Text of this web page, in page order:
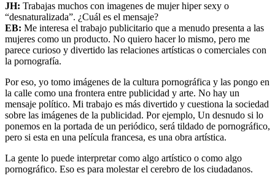
JH: Trabajas muchos con imagenes de mujer hiper sexy o
“desnaturalizada”. ¿Cuál es el mensaje?
EB: Me interesa el trabajo publicitario que a menudo presenta a las
mujeres como un producto. No quiero hacer lo mismo, pero me
parece curioso y divertido las relaciones artísticas o comerciales con
la pornografía.
Por eso, yo tomo imágenes de la cultura pornográfica y las pongo en
la calle como una frontera entre publicidad y arte. No hay un
mensaje político. Mi trabajo es más divertido y cuestiona la sociedad
sobre las imágenes de la publicidad. Por ejemplo, Un desnudo si lo
ponemos en la portada de un periódico, será tildado de pornográfico,
pero si esta en una película francesa, es una obra artística.
La gente lo puede interpretar como algo artístico o como algo
pornográfico. Eso es para molestar el cerebro de los ciudadanos.